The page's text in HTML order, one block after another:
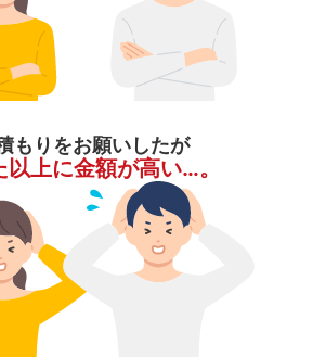
もりをお願いしたが
以上に金額が高い…。